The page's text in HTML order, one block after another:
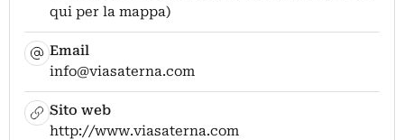
qui per la mappa)
Email
info@viasaterna.com
Sito web
http://www.viasaterna.com